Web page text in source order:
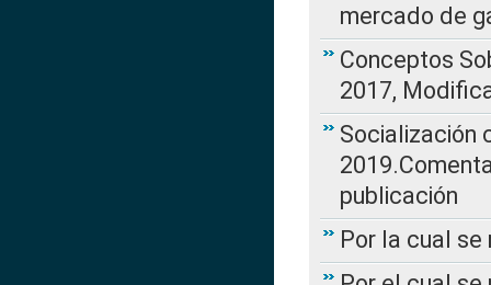
mercado de
Conceptos
2017,
Socialización
publicación
Por la cual se